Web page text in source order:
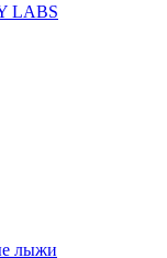
LABS
лыжи